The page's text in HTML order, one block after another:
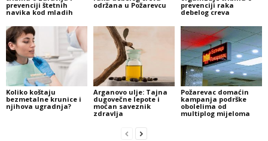
prevenciji štetnih
navika kod mladih
održana u Požarevcu
prevenciji raka
debelog creva
Koliko koštaju
bezmetalne krunice i
njihova ugradnja?
Arganovo ulje: Tajna
dugovečne lepote i
moćan saveznik
zdravlja
Požarevac domaćin
kampanja podrške
obolelima od
multiplog mijeloma